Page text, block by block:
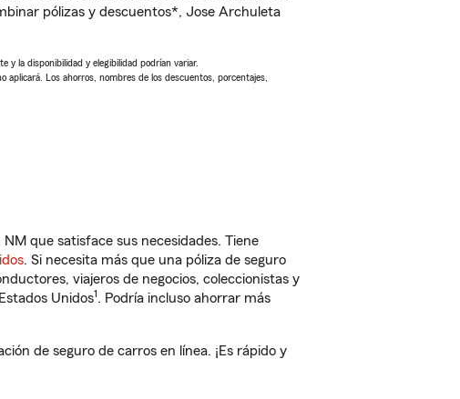
pólizas y descuentos*, Jose Archuleta
y la disponibilidad y elegibilidad podrían variar.
Los ahorros, nombres de los descuentos, porcentajes,
NM que satisface sus necesidades. Tiene
. Si necesita más que una póliza de seguro
viajeros de negocios, coleccionistas y
Unidos1. Podría incluso ahorrar más
de seguro de carros en línea. ¡Es rápido y